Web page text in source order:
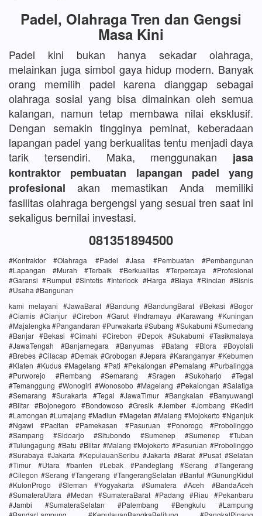
Padel, Olahraga Tren dan Gengsi
Masa Kini
Padel kini bukan hanya sekadar olahraga,
melainkan juga simbol gaya hidup modern. Banyak
orang memilih padel karena dianggap sebagai
olahraga sosial yang bisa dimainkan oleh semua
kalangan, namun tetap membawa nilai eksklusif.
Dengan semakin tingginya peminat, keberadaan
lapangan padel yang berkualitas tentu menjadi daya
tarik tersendiri. Maka, menggunakan jasa
kontraktor pembuatan lapangan padel yang
profesional akan memastikan Anda memiliki
fasilitas olahraga bergengsi yang sesuai tren saat ini
sekaligus bernilai investasi.
081351894500
#Kontraktor #Olahraga #Padel #Jasa #Pembuatan #Pembangunan
#Lapangan #Murah #Terbaik #Berkualitas #Terpercaya #Profesional
#Garansi #Rumput #Sintetis #Interlock #Harga #Biaya #Rincian #Bisnis
#Usaha #Bangunan
kami melayani #JawaBarat #Bandung #BandungBarat #Bekasi #Bogor
#Ciamis #Cianjur #Cirebon #Garut #Indramayu #Karawang #Kuningan
#Majalengka #Pangandaran #Purwakarta #Subang #Sukabumi #Sumedang
#Banjar #Bekasi #Cimahi #Cirebon #Depok #Sukabumi #Tasikmalaya
#JawaTengah #Banjarnegara #Banyumas #Batang #Blora #Boyolali
#Brebes #Cilacap #Demak #Grobogan #Jepara #Karanganyar #Kebumen
#Klaten #Kudus #Magelang #Pati #Pekalongan #Pemalang #Purbalingga
#Purworejo #Rembang #Semarang #Sragen #Sukoharjo #Tegal
#Temanggung #Wonogiri #Wonosobo #Magelang #Pekalongan #Salatiga
#Semarang #Surakarta #Tegal #JawaTimur #Bangkalan #Banyuwangi
#Blitar #Bojonegoro #Bondowoso #Gresik #Jember #Jombang #Kediri
#Lamongan #Lumajang #Madiun #Magetan #Malang #Mojokerto #Nganjuk
#Ngawi #Pacitan #Pamekasan #Pasuruan #Ponorogo #Probolinggo
#Sampang #Sidoarjo #Situbondo #Sumenep #Sumenep #Tuban
#Tulungagung #Batu #Blitar #Malang #Mojokerto #Pasuruan #Probolinggo
#Surabaya #Jakarta #KepulauanSeribu #Jakarta #Barat #Pusat #Selatan
#Timur #Utara #banten #Lebak #Pandeglang #Serang #Tangerang
#Cilegon #Serang #Tangerang #TangerangSelatan #Bantul #GunungKidul
#KulonProgo #Sleman #Yogyakarta #Sumatera #Aceh #BandaAceh
#SumateraUtara #Medan #SumateraBarat #Padang #Riau #Pekanbaru
#Jambi #SumateraSelatan #Palembang #Bengkulu #Lampung